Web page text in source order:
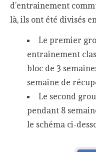
d’entrainement
là, ils ont été divisés
Le premier
entrainement
bloc de 3
semaine de
Le second
pendant 8
le schéma ci-